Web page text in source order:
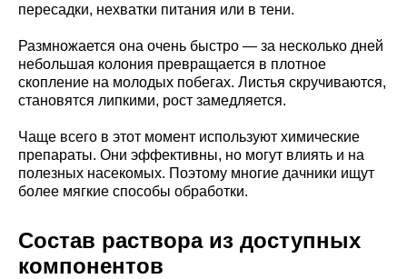
пересадки, нехватки питания или в тени.
Размножается она очень быстро — за несколько дней
небольшая колония превращается в плотное
скопление на молодых побегах. Листья скручиваются,
становятся липкими, рост замедляется.
Чаще всего в этот момент используют химические
препараты. Они эффективны, но могут влиять и на
полезных насекомых. Поэтому многие дачники ищут
более мягкие способы обработки.
Состав раствора из доступных
компонентов